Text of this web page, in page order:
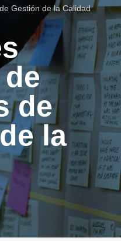
Gestión de la Calidad
de
la